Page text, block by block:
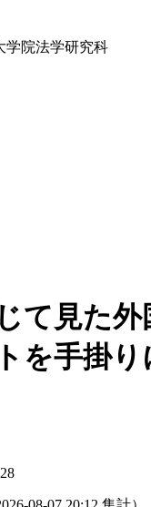
学院法学研究科
て見た
を手掛